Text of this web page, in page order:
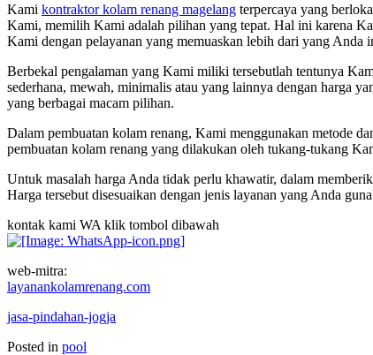
Kami kontraktor kolam renang magelang terpercaya yang
Kami, memilih Kami adalah pilihan yang tepat. Hal ini karena
Kami dengan pelayanan yang memuaskan lebih dari yang Anda
Berbekal pengalaman yang Kami miliki tersebutlah tentunya
sederhana, mewah, minimalis atau yang lainnya dengan harga
yang berbagai macam pilihan.
Dalam pembuatan kolam renang, Kami menggunakan metode
pembuatan kolam renang yang dilakukan oleh tukang-tukang
Untuk masalah harga Anda tidak perlu khawatir, dalam
Harga tersebut disesuaikan dengan jenis layanan yang Anda
kontak kami WA klik tombol dibawah
web-mitra:
layanankolamrenang.com
jasa-pindahan-jogja
Posted in pool